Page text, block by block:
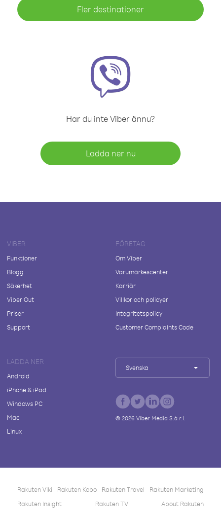
Fler destinationer
Har du inte Viber ännu?
Ladda ner nu
VIBER
Funktioner
Blogg
Säkerhet
Viber Out
Priser
Support
FÖRETAG
Om Viber
Varumärkescenter
Karriär
Villkor och policyer
Integritetspolicy
Customer Complaints Code
LADDA NER
Android
iPhone & iPad
Windows PC
Mac
Linux
Svenska
© 2026Viber Media S.à r.l.
Rakuten Viki Rakuten Kobo Rakuten Travel
Rakuten Marketing
Rakuten Insight
Rakuten TV About Rakuten